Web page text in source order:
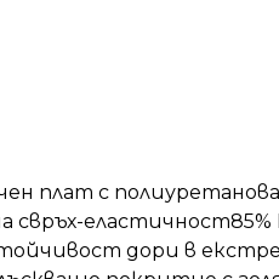
плат с полиуретанова
еластичност85%
дори в